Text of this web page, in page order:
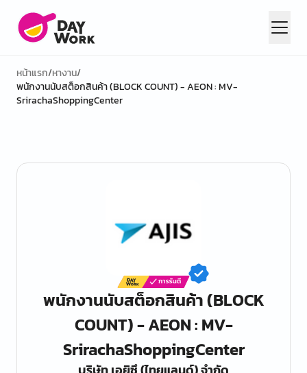
หน้าแรก/หางาน/
พนักงานนับสต็อกสินค้า (BLOCK COUNT) - AEON : MV-
SrirachaShoppingCenter
พนักงานนับสต็อกสินค้า (BLOCK
COUNT) - AEON : MV-
SrirachaShoppingCenter